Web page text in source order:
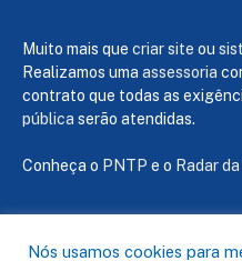
Muito mais que criar site ou
Realizamos uma assessoria
contrato que todas as
pública serão atendidas.
Conheça o PNTP e o Radar
Nós usamos cookies para